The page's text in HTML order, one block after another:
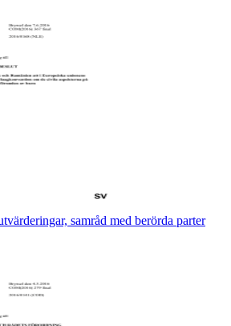
samråd med berörda parter